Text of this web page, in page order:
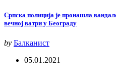
Српска полиција је пронашла
вечној ватри у Београду
by Балканист
05.01.2021